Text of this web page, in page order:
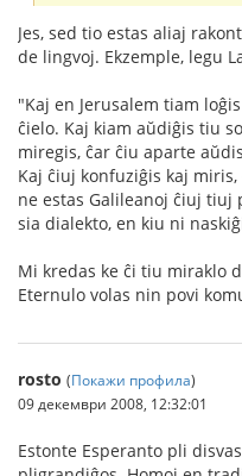
Jes, sed tio estas aliaj
de lingvoj. Ekzemple, legu
"Kaj en Jerusalem tiam
ĉielo. Kaj kiam aŭdiĝis tiu
miregis, ĉar ĉiu aparte
Kaj ĉiuj konfuziĝis kaj
ne estas Galileanoj ĉiuj tiuj
sia dialekto, en kiu ni
Mi kredas ke ĉi tiu miraklo
Eternulo volas nin povi
rosto (Покажи профила)
09 декември 2008, 12:32:01
Estonte Esperanto pli